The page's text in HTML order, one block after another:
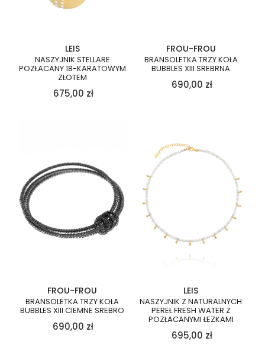
LEIS
NASZYJNIK STELLARE
POZŁACANY 18-KARATOWYM
ZŁOTEM
675,00 zł
FROU-FROU
BRANSOLETKA TRZY KOŁA
BUBBLES XIII SREBRNA
690,00 zł
FROU-FROU
BRANSOLETKA TRZY KOŁA
BUBBLES XIII CIEMNE SREBRO
690,00 zł
LEIS
NASZYJNIK Z NATURALNYCH
PEREŁ FRESH WATER Z
POZŁACANYMI ŁEZKAMI
695,00 zł